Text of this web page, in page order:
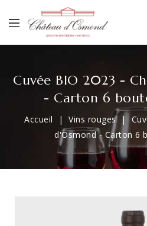
Cuvée BIO 2023 -
- Carton 6
Accueil Vins rouges
d'Osmond - Carton 6